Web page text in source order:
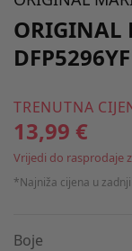
ORIGINAL
TRENUTNA
13,99 €
Vrijedi do rasprodaje
*Najniža cijena u
Boje